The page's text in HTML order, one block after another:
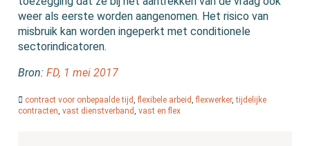
weer als eerste worden aangenomen. Het risico van
misbruik kan worden ingeperkt met conditionele
sectorindicatoren.
Bron:FD, 1 mei 2017
contract voor onbepaalde tijd,flexibele arbeid,flexwerker,tijdelijke
contracten,vast dienstverband,vast en flex